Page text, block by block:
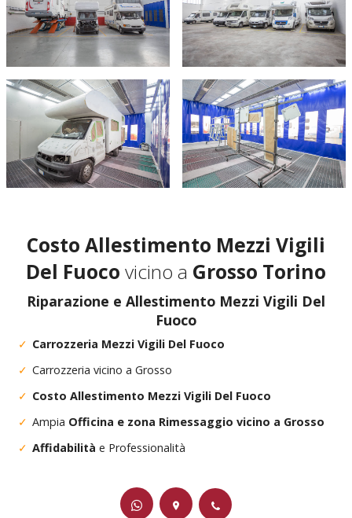
Costo Allestimento Mezzi Vigili
Del Fuoco vicino a Grosso Torino
Riparazione e Allestimento Mezzi Vigili Del
Fuoco
Carrozzeria Mezzi Vigili Del Fuoco
Carrozzeria vicino a Grosso
Costo Allestimento Mezzi Vigili Del Fuoco
Ampia Officina e zona Rimessaggio vicino a Grosso
Affidabilità e Professionalità